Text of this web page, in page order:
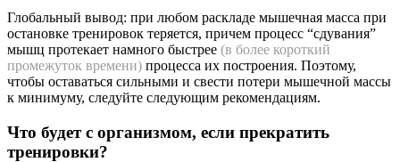
Глобальный вывод: при любом раскладе мышечная масса при
остановке тренировок теряется, причем процесс “сдувания”
мышц протекает намного быстрее (в более короткий
промежуток времени) процесса их построения. Поэтому,
чтобы оставаться сильными и свести потери мышечной массы
к минимуму, следуйте следующим рекомендациям.
Что будет с организмом, если прекратить
тренировки?